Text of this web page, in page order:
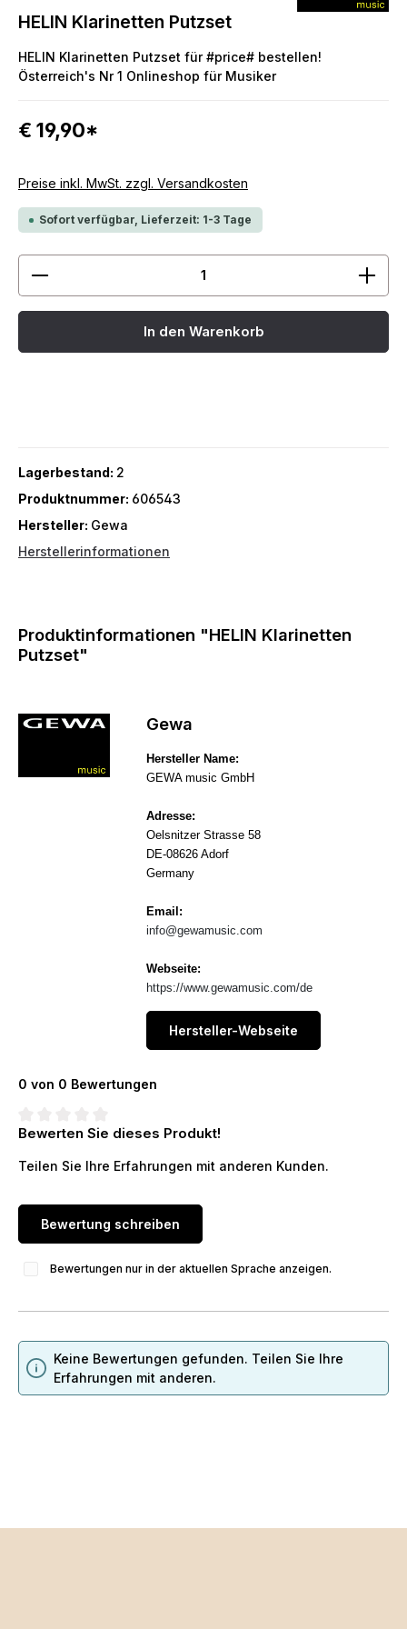
HELIN Klarinetten Putzset
HELIN Klarinetten Putzset für #price# bestellen!
Österreich's Nr 1 Onlineshop für Musiker
€ 19,90*
Preise inkl. MwSt. zzgl. Versandkosten
Sofort verfügbar, Lieferzeit: 1-3 Tage
Produkt Anzahl: Gib den gewünschten Wert ein
In den Warenkorb
Lagerbestand: 2
Produktnummer: 606543
Hersteller: Gewa
Herstellerinformationen
Produktinformationen "HELIN Klarinetten
Putzset"
Gewa
Hersteller Name:
GEWA music GmbH
Adresse:
Oelsnitzer Strasse 58
DE-08626 Adorf
Germany
Email:
info@gewamusic.com
Webseite:
https://www.gewamusic.com/de
Hersteller-Webseite
0 von 0 Bewertungen
Durchschnittliche Bewertung von 0 von 5 Sternen
Bewerten Sie dieses Produkt!
Teilen Sie Ihre Erfahrungen mit anderen Kunden.
Bewertung schreiben
Bewertungen nur in der aktuellen Sprache anzeigen.
Keine Bewertungen gefunden. Teilen Sie Ihre
Erfahrungen mit anderen.